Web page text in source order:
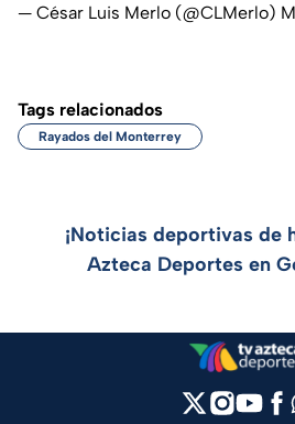
— César Luis Merlo (@CLMerlo)
Tags relacionados
Rayados del Monterrey
¡Noticias deportivas de
Azteca Deportes en